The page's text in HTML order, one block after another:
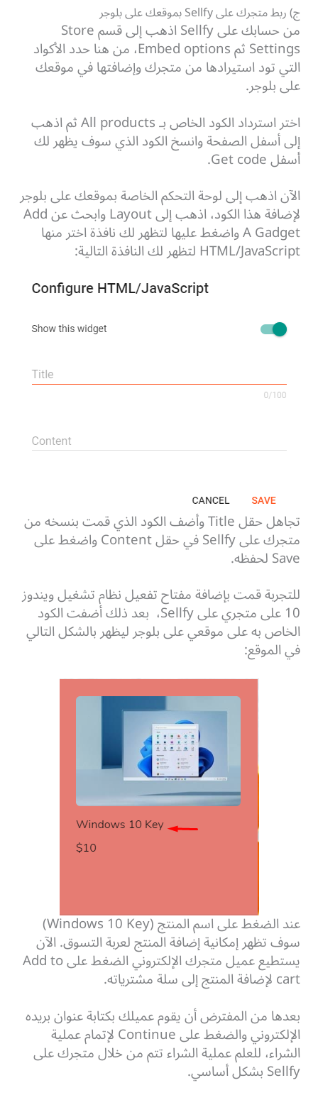
ج) ربط متجرك على Sellfy بموقعك على بلوجر
من حسابك على Sellfy اذهب إلى قسم Store
Settings ثم Embed options، من هنا حدد الأكواد
التي تود استيرادها من متجرك وإضافتها في موقعك
على بلوجر.
اختر استرداد الكود الخاص بـ All products ثم اذهب
إلى أسفل الصفحة وانسخ الكود الذي سوف يظهر لك
أسفل Get code.
الآن اذهب إلى لوحة التحكم الخاصة بموقعك على بلوجر
لإضافة هذا الكود، اذهب إلى Layout وابحث عن Add
A Gadget واضغط عليها لتظهر لك نافذة اختر منها
HTML/JavaScript لتظهر لك النافذة التالية:
تجاهل حقل Title وأضف الكود الذي قمت بنسخه من
متجرك على Sellfy في حقل Content واضغط على
Save لحفظه.
للتجربة قمت بإضافة مفتاح تفعيل نظام تشغيل ويندوز
10 على متجري على Sellfy، بعد ذلك أضفت الكود
الخاص به على موقعي على بلوجر ليظهر بالشكل التالي
في الموقع:
عند الضغط على اسم المنتج (Windows 10 Key)
سوف تظهر إمكانية إضافة المنتج لعربة التسوق.الآن
يستطيع عميل متجرك الإلكتروني الضغط على Add to
cart لإضافة المنتج إلى سلة مشترياته.
بعدها من المفترض أن يقوم عميلك بكتابة عنوان بريده
الإلكتروني والضغط على Continue لإتمام عملية
الشراء، للعلم عملية الشراء تتم من خلال متجرك على
Sellfy بشكل أساسي.